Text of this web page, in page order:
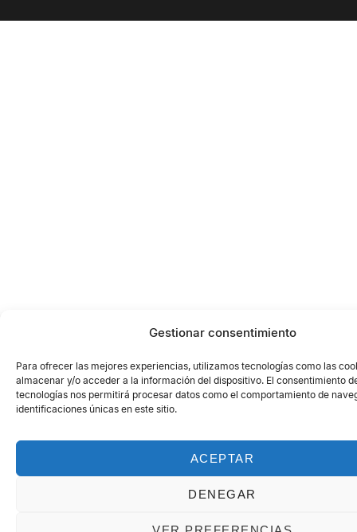
Gestionar consentimiento
Para ofrecer las mejores experiencias, utilizamos tecnologías como las
almacenar y/o acceder a la información del dispositivo. El consentimiento
tecnologías nos permitirá procesar datos como el comportamiento de
identificaciones únicas en este sitio.
ACEPTAR
DENEGAR